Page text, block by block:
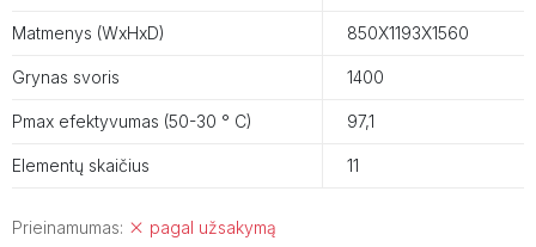
Matmenys (WxHxD) 850X1193X1560
Grynas svoris 1400
Pmax efektyvumas (50-30 ° C) 97,1
Elementų skaičius 11
Prieinamumas: pagal užsakymą